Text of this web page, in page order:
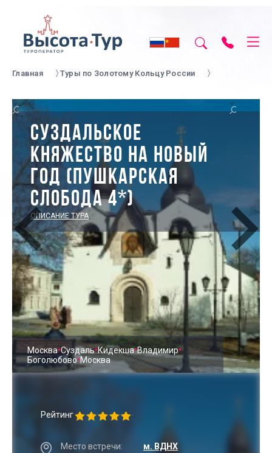
Главная Туры по Золотому Кольцу России
СУЗДАЛЬСКОЕ
КНЯЖЕСТВО НА НОВЫЙ
ГОД (ПУШКАРСКАЯ
СЛОБОДА 4*)
ОПИСАНИЕ ТУРА
Москва•Суздаль•Кидекша•Владимир•
Боголюбово•Москва
Рейтинг
Место встречи: м. ВДНХ